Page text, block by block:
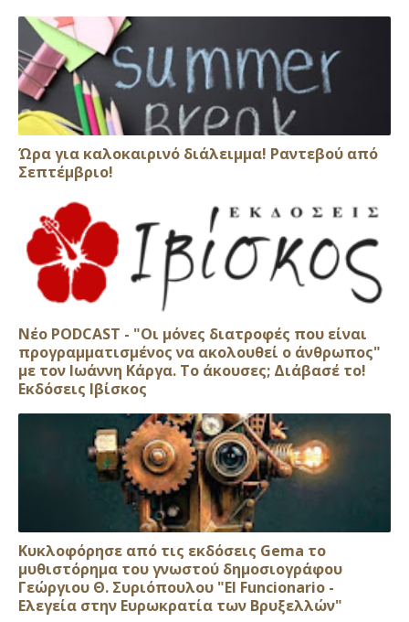
Ώρα για καλοκαιρινό διάλειμμα! Ραντεβού από
Σεπτέμβριο!
Νέο PODCAST - "Οι μόνες διατροφές που είναι
προγραμματισμένος να ακολουθεί ο άνθρωπος"
με τον Ιωάννη Κάργα. Το άκουσες; Διάβασέ το!
Εκδόσεις Ιβίσκος
Κυκλοφόρησε από τις εκδόσεις Gema το
μυθιστόρημα του γνωστού δημοσιογράφου
Γεώργιου Θ. Συριόπουλου "El Funcionario -
Ελεγεία στην Ευρωκρατία των Βρυξελλών"